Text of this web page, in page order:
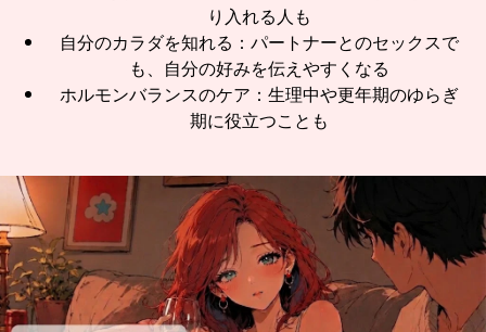
り入れる人も
自分のカラダを知れる：パートナーとのセックスで
も、自分の好みを伝えやすくなる
ホルモンバランスのケア：生理中や更年期のゆらぎ
期に役立つことも